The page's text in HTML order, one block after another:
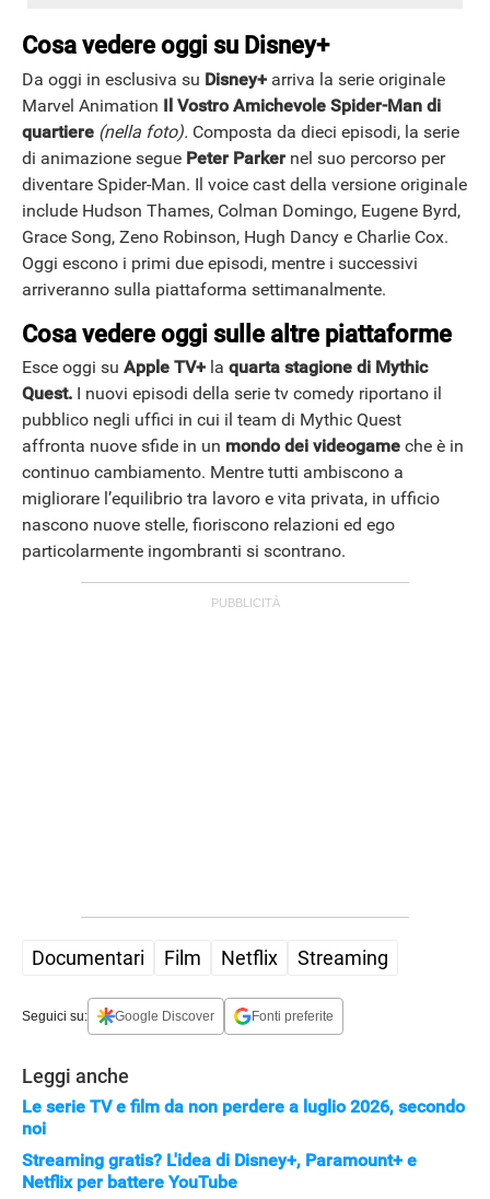
APPLE
Cosa vedere oggi su Disney+
Da oggi in esclusiva su Disney+ arriva la serie originale
Marvel Animation Il Vostro Amichevole Spider-Man di
quartiere (nella foto). Composta da dieci episodi, la serie
di animazione segue Peter Parker nel suo percorso per
diventare Spider-Man. Il voice cast della versione originale
include Hudson Thames, Colman Domingo, Eugene Byrd,
Grace Song, Zeno Robinson, Hugh Dancy e Charlie Cox.
Oggi escono i primi due episodi, mentre i successivi
arriveranno sulla piattaforma settimanalmente.
Cosa vedere oggi sulle altre piattaforme
Esce oggi su Apple TV+ la quarta stagione di Mythic
Quest. I nuovi episodi della serie tv comedy riportano il
pubblico negli uffici in cui il team di Mythic Quest
affronta nuove sfide in un mondo dei videogame che è in
continuo cambiamento. Mentre tutti ambiscono a
migliorare l’equilibrio tra lavoro e vita privata, in ufficio
nascono nuove stelle, fioriscono relazioni ed ego
particolarmente ingombranti si scontrano.
Documentari Film Netflix Streaming
Seguici su: Google Discover Fonti preferite
Leggi anche
Le serie TV e film da non perdere a luglio 2026, secondo
noi
Streaming gratis? L'idea di Disney+, Paramount+ e
Netflix per battere YouTube